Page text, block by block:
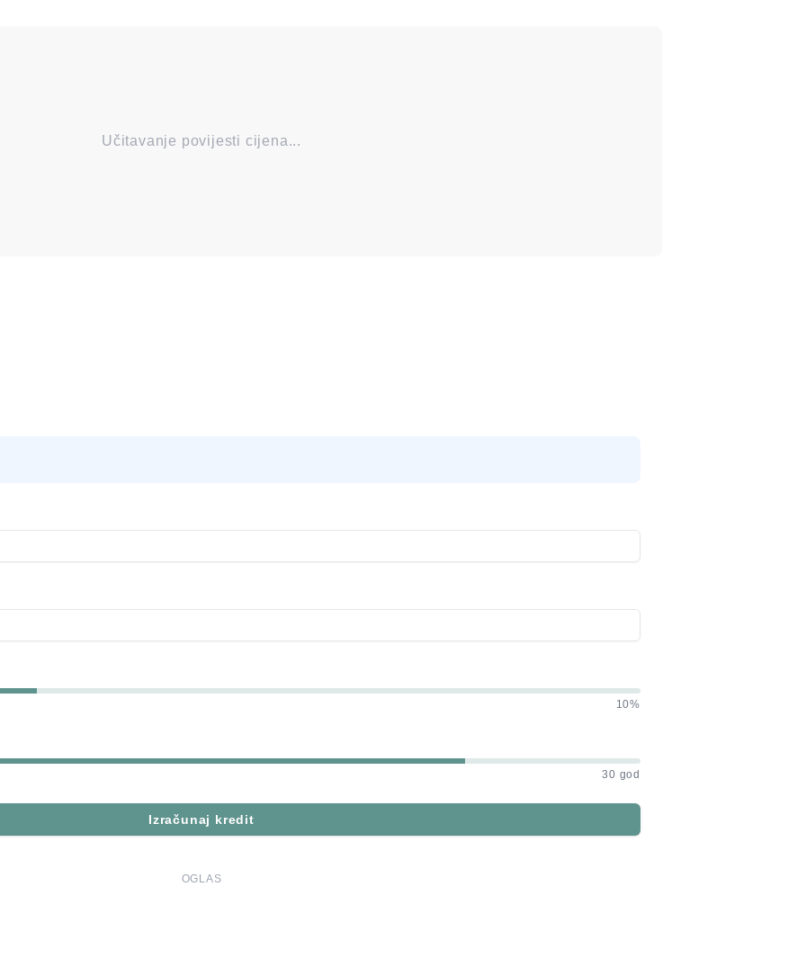
Učitavanje povijesti cijena...
10%
30 god
Izračunaj kredit
OGLAS